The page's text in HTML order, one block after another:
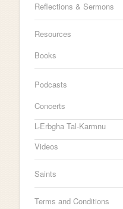
Reflections & Sermons
Resources
Books
Podcasts
Concerts
L-Erbgha Tal-Karmnu
Videos
Saints
Terms and Conditions